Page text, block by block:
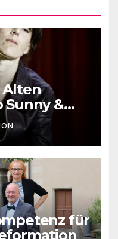
Alten
Sunny &
für